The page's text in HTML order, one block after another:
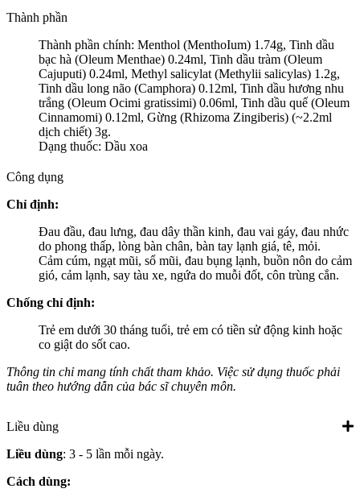
Thành phần
Thành phần chính: Menthol (MenthoIum) 1.74g, Tinh dầu
bạc hà (Oleum Menthae) 0.24ml, Tinh dầu tràm (Oleum
Cajuputi) 0.24ml, Methyl salicylat (Methylii salicylas) 1.2g,
Tinh dầu long não (Camphora) 0.12ml, Tinh dầu hương nhu
trắng (Oleum Ocimi gratissimi) 0.06ml, Tinh dầu quế (Oleum
Cinnamomi) 0.12ml, Gừng (Rhizoma Zingiberis) (~2.2ml
dịch chiết) 3g.
Dạng thuốc: Dầu xoa
Công dụng
Chỉ định:
Đau đầu, đau lưng, đau dây thần kinh, đau vai gáy, đau nhức
do phong thấp, lòng bàn chân, bàn tay lạnh giá, tê, mỏi.
Cảm cúm, ngạt mũi, sổ mũi, đau bụng lạnh, buồn nôn do cảm
gió, cảm lạnh, say tàu xe, ngứa do muỗi đốt, côn trùng cắn.
Chống chỉ định:
Trẻ em dưới 30 tháng tuổi, trẻ em có tiền sử động kinh hoặc
co giật do sốt cao.
Thông tin chỉ mang tính chất tham khảo. Việc sử dụng thuốc phải
tuân theo hướng dẫn của bác sĩ chuyên môn.
Liều dùng
Liều dùng: 3 - 5 lần mỗi ngày.
Cách dùng: